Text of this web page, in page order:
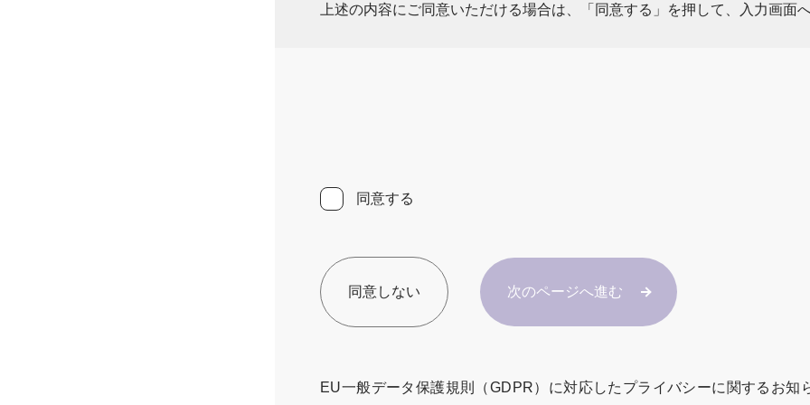
上述の内容にご同意いただける場合は、「同意する」を押して、入力画面
同意する
同意しない 次のページへ進む
EU一般データ保護規則（GDPR）に対応したプライバシーに関するお知